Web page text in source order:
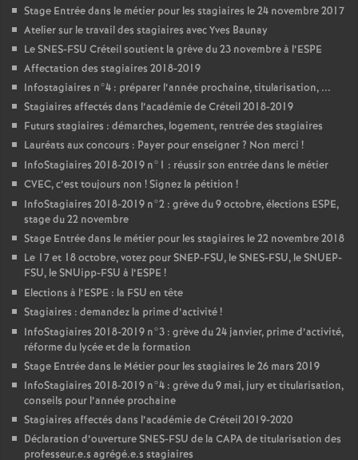
Stage Entrée dans le métier pour les stagiaires le 24 novembre 2017
Atelier sur le travail des stagiaires avec Yves Baunay
LeSNES-FSU Créteil soutient la grève du 23 novembre à l’ESPE
Affectation des stagiaires 2018-2019
Infostagiaires n°4 : préparer l’année prochaine, titularisation, ...
Stagiaires affectés dans l’académie de Créteil 2018-2019
Futurs stagiaires : démarches, logement, rentrée des stagiaires
Lauréats aux concours : Payer pour enseigner? Non merci !
InfoStagiaires 2018-2019 n°1 : réussir son entrée dans le métier
CVEC, c’est toujours non ! Signez la pétition !
InfoStagiaires 2018-2019 n°2 : grève du 9 octobre, élections ESPE,
stage du 22 novembre
Stage Entrée dans le métier pour les stagiaires le 22 novembre 2018
Le 17 et 18 octobre, votez pourSNEP-FSU, leSNES-FSU, leSNUEP-
FSU, le SNUipp-FSU à l’ESPE !
Elections à l’ESPE : la FSU en tête
Stagiaires : demandez la prime d’activité!
InfoStagiaires 2018-2019 n°3 : grève du 24 janvier, prime d’activité,
réforme du lycée et de la formation
Stage Entrée dans le Métier pour les stagiaires le 26 mars 2019
InfoStagiaires 2018-2019 n°4 : grève du 9 mai, jury et titularisation,
conseils pour l’année prochaine
Stagiaires affectés dans l’académie de Créteil 2019-2020
Déclaration d’ouvertureSNES-FSU de la CAPAde titularisation des
professeur.e.s agrégé.e.s stagiaires